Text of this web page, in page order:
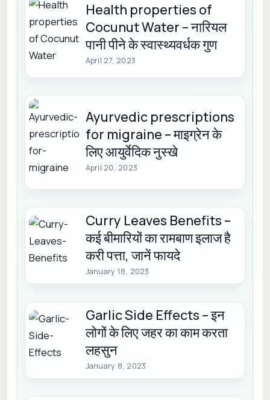
Health properties of
Cocunut Water – नारियल
पानी पीने के स्वास्थ्यवर्धक गुण
April 27, 2023
Ayurvedic prescriptions
for migraine – माइग्रेन के
लिए आयुर्वेदिक नुस्खे
April 20, 2023
Curry Leaves Benefits –
कई बीमारियों का रामबाण इलाज है
करी पत्ता, जानें फायदे
January 18, 2023
Garlic Side Effects – इन
लोगों के लिए जहर का काम करता
लहसुन
January 8, 2023